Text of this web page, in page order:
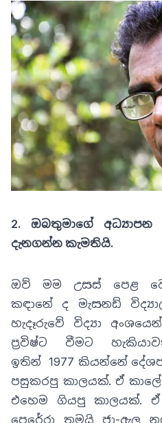
2. ඔබතුමාගේ
දැනගන්න කැමතියි.
ඔව් මම උසස් පෙළ
කඳානේ ද මැසනඩ්
හැදෑරුවේ විද්‍යා අංශයෙන්
ප්‍රවිෂ්ට වීමට
ඉතින් 1977 කියන්නේ
පසුකරපු කාලයක්. ඒ
එහෙම ගියපු කාලයක්. ඒ
පෙරේරා තමයි ජා-ඇල